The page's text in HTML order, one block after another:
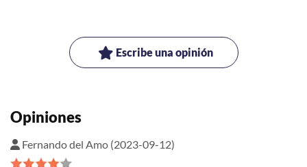
Escribe una opinión
Opiniones
Fernando del Amo (2023-09-12)